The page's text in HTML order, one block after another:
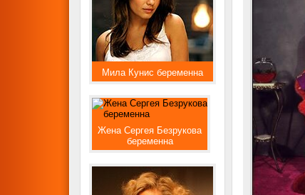
Мила Кунис беременна
Жена Сергея Безрукова
беременна